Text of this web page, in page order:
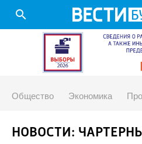
search
Общество Экономика
НОВОСТИ: